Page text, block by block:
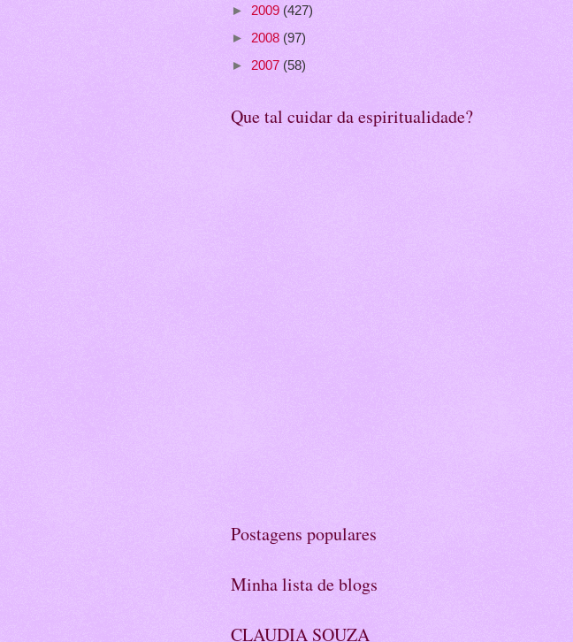
► 2009 (427)
► 2008 (97)
► 2007 (58)
Que tal cuidar da espiritualidade?
Postagens populares
Minha lista de blogs
CLAUDIA SOUZA